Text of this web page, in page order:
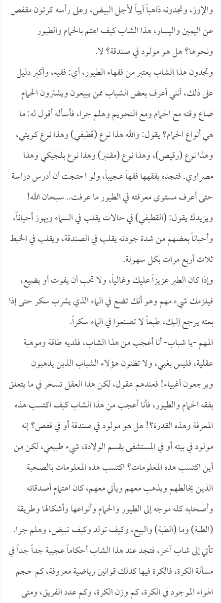
والإوز، وتجدونه ذاهباً آيباً لأجل البيض، وعلى رأسه كرتون مقفص
عن اليمين واليسار، هذا الشاب كيف اهتم بالحمام والطيور
ونحوها؟ هل هو مولود في صندقة؟ لا.
وتجدون هذا الشاب يعتبر من فقهاء الطيور، أي: فقيه، وأكبر دليل
على ذلك، أنني أعرف بعض الشباب ممن يبيعون ويشترون الحمام
ضاع وقته مع الحمام ومع التحويم وهلم جرا، فأسأله أقول له: ما
هي أنواع الحمام؟ يقول: والله هذا نوع (قطيفي) وهذا نوع كويتي،
وهذا نوع (رقيص)، وهذا نوع (مقنبر) وهذا نوع بلجيكي وهذا
مصراوي. فتجده يفقهها فقهاً عجيباً، ولو احتجت أن أدرس دراسة
حتى أعرف مستوى معرفته في الطيور ما عرفت.. سبحان الله!
ويزيدك يقول: (القطيفي) في حالات يقلب في السماء ويهوز أحياناً،
وأحياناً بعضهم من شدة جودته يقلب في الصندقة، ويقلب في الخيط
ثلاث أربع مرات بكل سهولة.
وإذا كان الطير عزيزاً عليك وغالياً، ولا تحب أن يفوت أو يضيع،
فيلزمك شيء مهم وهو أنك تضع في الماء الذي يشرب سكر حتى إذا
بعته يرجع إليك، طبعاً لا تصنعوا في الماء سكراً.
المهم -يا شباب- أنا أعجب من هذا الشاب، فلديه طاقة وموهبة
عقلية، فليس بغبي، ولا تظنون هؤلاء الشباب الذين يذهبون
ويرجعون أغبياء! فعندهم عقول، لكن هذا العقل تسخر في ما يتعلق
بفقه الحمام والطيور، فأنا أعجب من هذا الشاب كيف اكتسب هذه
المعرفة وهذه القدرة؟! هل هو مولود في صندقة أو في قفص؟ إنه
مولود في بيته أو في المستشفى بقسم الولادة، شيء طبيعي، لكن من
أين اكتسب هذه المعلومات؟ اكتسب هذه المعلومات بالصحبة
الذين يخالطهم ويذهب معهم ويأتي معهم، كان اهتمام أصدقائه
وأصحابه كله موجه إلى الطيور والحمام وأنواعها وأشكالها وطريقة
(الطبة) وما (الطبة) والبيع، وكيف تولد وكيف تبيض، وهلم جرا.
تأتي إلى شاب آخر، فتجد عند هذا الشاب أحكاماً عجيبة جداً جداً في
مسألة الكرة، فالكرة فيها كذلك قوانين رياضية معروفة، كم حجم
الهواء الموجود في الكرة، كم وزن الكرة، وكم عدد الفريق، ومتى